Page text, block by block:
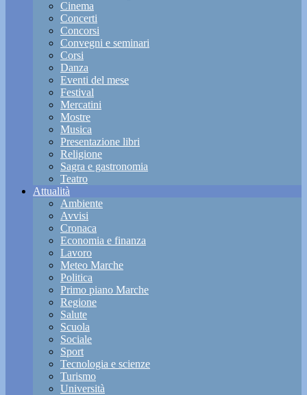
Cinema
Concerti
Concorsi
Convegni e seminari
Corsi
Danza
Eventi del mese
Festival
Mercatini
Mostre
Musica
Presentazione libri
Religione
Sagra e gastronomia
Teatro
Attualità
Ambiente
Avvisi
Cronaca
Economia e finanza
Lavoro
Meteo Marche
Politica
Primo piano Marche
Regione
Salute
Scuola
Sociale
Sport
Tecnologia e scienze
Turismo
Università